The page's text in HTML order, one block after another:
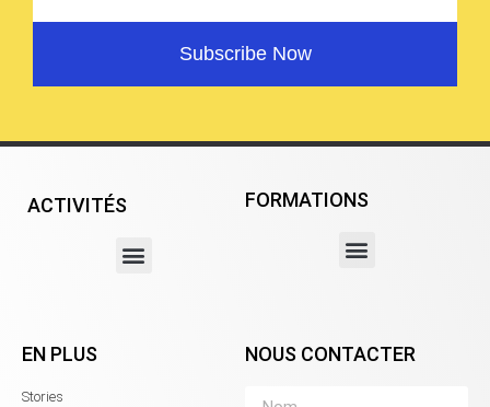
Subscribe Now
ACTIVITÉS FORMATIONS
EN PLUS
Stories
NOUS CONTACTER